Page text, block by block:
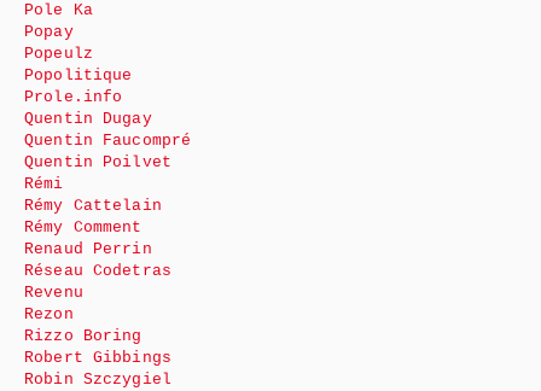
Pole Ka
Popay
Popeulz
Popolitique
Prole.info
Quentin Dugay
Quentin Faucompré
Quentin Poilvet
Rémi
Rémy Cattelain
Rémy Comment
Renaud Perrin
Réseau Codetras
Revenu
Rezon
Rizzo Boring
Robert Gibbings
Robin Szczygiel